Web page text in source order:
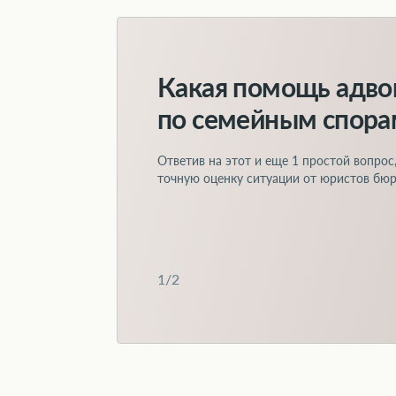
Нужного судебного вердикта вам
Какая помощь
по семейным
Ответив на этот и еще 1 простой вопрос
точную оценку ситуации от юристов
1 /2